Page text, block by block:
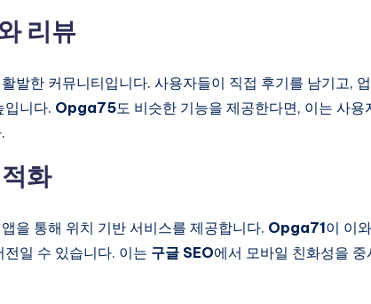
리뷰
발한 커뮤니티입니다. 사용자들이 직접 후기를 남기고,
입니다. Opga75도 비슷한 기능을 제공한다면, 이는 사용
화
을 통해 위치 기반 서비스를 제공합니다. Opga71이 이
전일 수 있습니다. 이는 구글 SEO에서 모바일 친화성을